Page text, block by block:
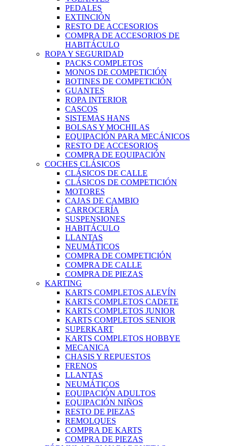
PEDALES
EXTINCIÓN
RESTO DE ACCESORIOS
COMPRA DE ACCESORIOS DE
HABITÁCULO
ROPA Y SEGURIDAD
PACKS COMPLETOS
MONOS DE COMPETICIÓN
BOTINES DE COMPETICIÓN
GUANTES
ROPA INTERIOR
CASCOS
SISTEMAS HANS
BOLSAS Y MOCHILAS
EQUIPACIÓN PARA MECÁNICOS
RESTO DE ACCESORIOS
COMPRA DE EQUIPACIÓN
COCHES CLÁSICOS
CLÁSICOS DE CALLE
CLÁSICOS DE COMPETICIÓN
MOTORES
CAJAS DE CAMBIO
CARROCERÍA
SUSPENSIONES
HABITÁCULO
LLANTAS
NEUMÁTICOS
COMPRA DE COMPETICIÓN
COMPRA DE CALLE
COMPRA DE PIEZAS
KARTING
KARTS COMPLETOS ALEVÍN
KARTS COMPLETOS CADETE
KARTS COMPLETOS JUNIOR
KARTS COMPLETOS SENIOR
SUPERKART
KARTS COMPLETOS HOBBYE
MECANICA
CHASIS Y REPUESTOS
FRENOS
LLANTAS
NEUMÁTICOS
EQUIPACIÓN ADULTOS
EQUIPACIÓN NIÑOS
RESTO DE PIEZAS
REMOLQUES
COMPRA DE KARTS
COMPRA DE PIEZAS